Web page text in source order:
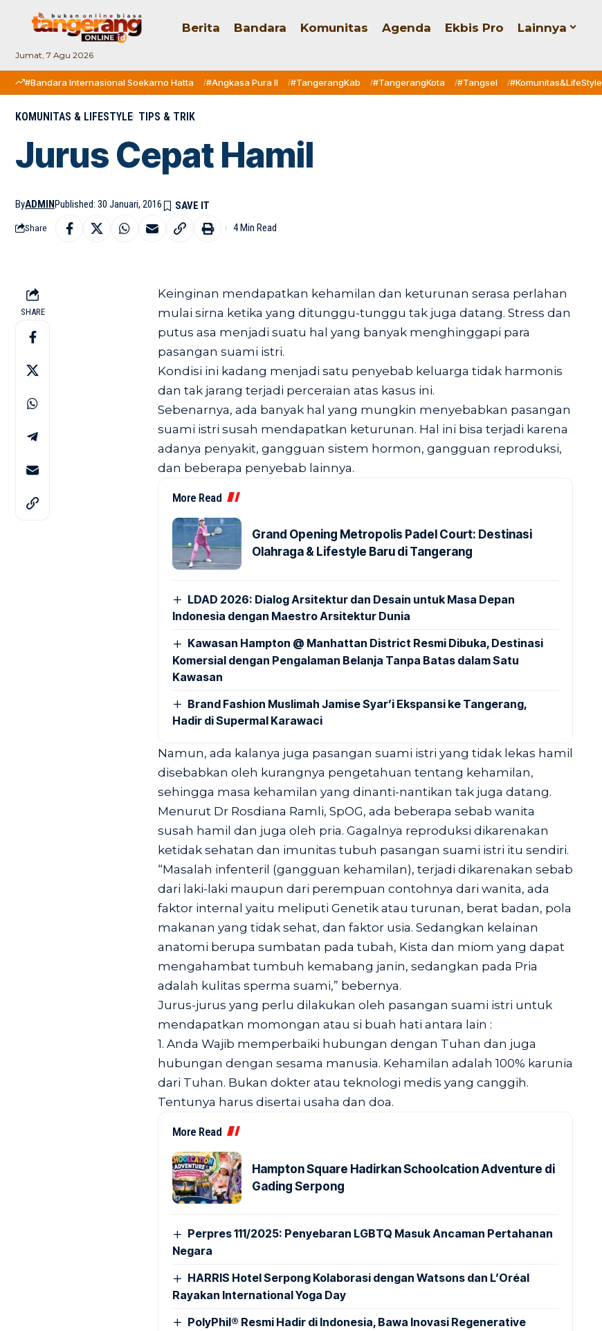
Jumat, 7 Agu 2026
Berita Bandara Komunitas Agenda Ekbis Pro Lainnya
#Bandara Internasional Soekarno Hatta #Angkasa Pura II #TangerangKab #TangerangKota #Tangsel #Komunitas&LifeStyle
KOMUNITAS & LIFESTYLE TIPS & TRIK
Jurus Cepat Hamil
ByADMINPublished: 30 Januari, 2016
Share 4 Min Read
SHARE
Keinginan mendapatkan kehamilan dan keturunan serasa perlahan
mulai sirna ketika yang ditunggu-tunggu tak juga datang. Stress dan
putus asa menjadi suatu hal yang banyak menghinggapi para
pasangan suami istri.
Kondisi ini kadang menjadi satu penyebab keluarga tidak harmonis
dan tak jarang terjadi perceraian atas kasus ini.
Sebenarnya, ada banyak hal yang mungkin menyebabkan pasangan
suami istri susah mendapatkan keturunan. Hal ini bisa terjadi karena
adanya penyakit, gangguan sistem hormon, gangguan reproduksi,
dan beberapa penyebab lainnya.
More Read
Grand Opening Metropolis Padel Court: Destinasi
Olahraga & Lifestyle Baru di Tangerang
LDAD 2026: Dialog Arsitektur dan Desain untuk Masa Depan
Indonesia dengan Maestro Arsitektur Dunia
Kawasan Hampton @ Manhattan District Resmi Dibuka, Destinasi
Komersial dengan Pengalaman Belanja Tanpa Batas dalam Satu
Kawasan
Brand Fashion Muslimah Jamise Syar’i Ekspansi ke Tangerang,
Hadir di Supermal Karawaci
Namun, ada kalanya juga pasangan suami istri yang tidak lekas hamil
disebabkan oleh kurangnya pengetahuan tentang kehamilan,
sehingga masa kehamilan yang dinanti-nantikan tak juga datang.
Menurut Dr Rosdiana Ramli, SpOG, ada beberapa sebab wanita
susah hamil dan juga oleh pria. Gagalnya reproduksi dikarenakan
ketidak sehatan dan imunitas tubuh pasangan suami istri itu sendiri.
“Masalah infenteril (gangguan kehamilan), terjadi dikarenakan sebab
dari laki-laki maupun dari perempuan contohnya dari wanita, ada
faktor internal yaitu meliputi Genetik atau turunan, berat badan, pola
makanan yang tidak sehat, dan faktor usia. Sedangkan kelainan
anatomi berupa sumbatan pada tubah, Kista dan miom yang dapat
mengahambat tumbuh kemabang janin, sedangkan pada Pria
adalah kulitas sperma suami,” bebernya.
Jurus-jurus yang perlu dilakukan oleh pasangan suami istri untuk
mendapatkan momongan atau si buah hati antara lain :
1. Anda Wajib memperbaiki hubungan dengan Tuhan dan juga
hubungan dengan sesama manusia. Kehamilan adalah 100% karunia
dari Tuhan. Bukan dokter atau teknologi medis yang canggih.
Tentunya harus disertai usaha dan doa.
More Read
Hampton Square Hadirkan Schoolcation Adventure di
Gading Serpong
Perpres 111/2025: Penyebaran LGBTQ Masuk Ancaman Pertahanan
Negara
HARRIS Hotel Serpong Kolaborasi dengan Watsons dan L’Oréal
Rayakan International Yoga Day
PolyPhil® Resmi Hadir di Indonesia, Bawa Inovasi Regenerative